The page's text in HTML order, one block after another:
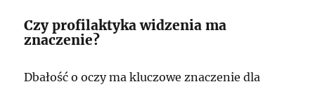
Czy profilaktyka widzenia ma
znaczenie?
Dbałość o oczy ma kluczowe znaczenie dla